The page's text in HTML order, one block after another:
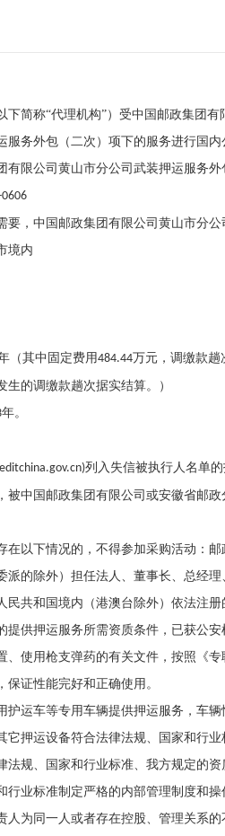
下简称“代理机构”）受中国邮政集团
服务外包（二次）项下的服务进行国
限公司黄山市分公司武装押运服务外
0606
要，中国邮政集团有限公司黄山市分
境内
（其中固定费用484.44万元，调缴款趟
的调缴款趟次据实结算。）
年。
列入失信被执行人名单
被中国邮政集团有限公司或安徽省邮
在以下情况的，不得参加采购活动：
派的除外）担任法人、董事长、总经
民共和国境内（港澳台除外）依法注
提供押运服务所需资质条件，已获公安
、使用枪支弹药的有关文件，按照《
证性能完好和正确使用。
护运车等专用车辆提供押运服务，车
押运设备符合法律法规、国家和行业
法规、国家和行业标准、我方规定的资
行业标准制定严格的内部管理制度和操
人为同一人或者存在控股、管理关系